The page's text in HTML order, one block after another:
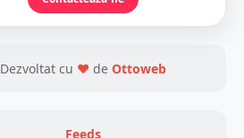
Dezvoltat cu ❤ de Ottoweb
Feeds